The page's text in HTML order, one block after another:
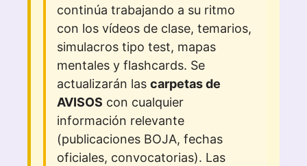
continúa trabajando a su ritmo
con los vídeos de clase, temarios,
simulacros tipo test, mapas
mentales y flashcards. Se
actualizarán las carpetas de
AVISOS con cualquier
información relevante
(publicaciones BOJA, fechas
oficiales, convocatorias). Las